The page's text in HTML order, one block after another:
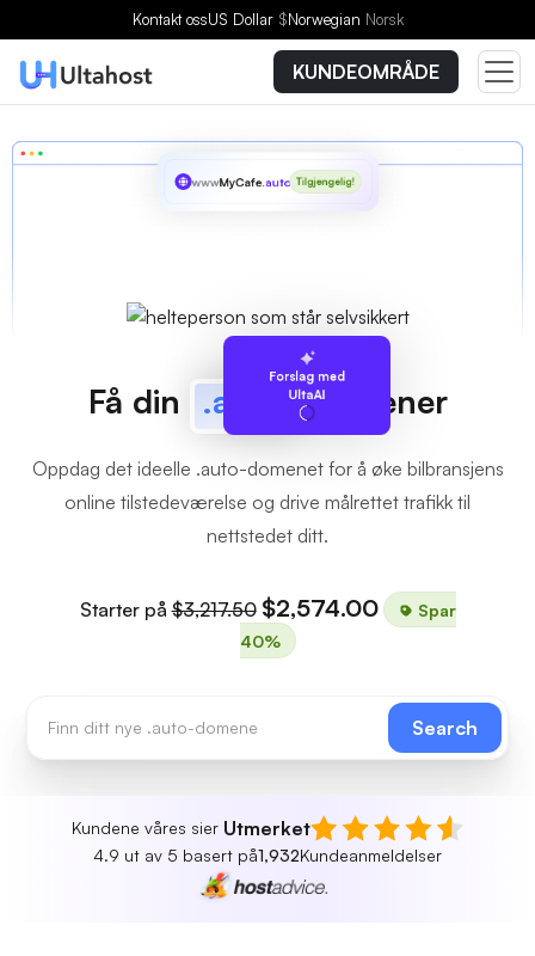
Kontakt ossUS Dollar $Norwegian Norsk
KUNDEOMRÅDE
Forslag med
UltaAI
wwwMyCafe.auto Tilgjengelig!
Få din .auto Domener
Oppdag det ideelle .auto-domenet for å øke bilbransjens
online tilstedeværelse og drive målrettet trafikk til
nettstedet ditt.
Starter på$3,217.50 $2,574.00
Spar
40%
Search
Kundene våres sier Utmerket
4.9 ut av 5 basert på1,932Kundeanmeldelser